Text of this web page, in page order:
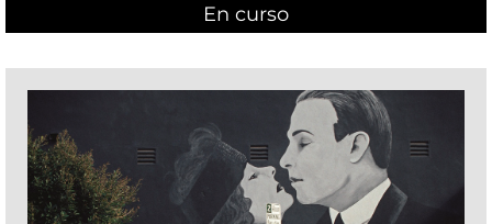
En curso